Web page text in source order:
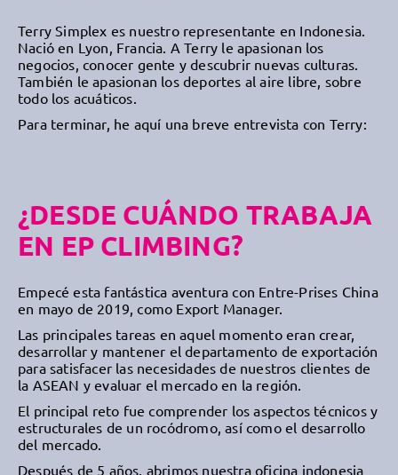
Terry Simplex es nuestro representante en Indonesia.
Nació en Lyon, Francia. A Terry le apasionan los
negocios, conocer gente y descubrir nuevas culturas.
También le apasionan los deportes al aire libre, sobre
todo los acuáticos.
Para terminar, he aquí una breve entrevista con Terry:
¿DESDE CUÁNDO TRABAJA
EN EP CLIMBING?
Empecé esta fantástica aventura con Entre-Prises China
en mayo de 2019, como Export Manager.
Las principales tareas en aquel momento eran crear,
desarrollar y mantener el departamento de exportación
para satisfacer las necesidades de nuestros clientes de
la ASEAN y evaluar el mercado en la región.
El principal reto fue comprender los aspectos técnicos y
estructurales de un rocódromo, así como el desarrollo
del mercado.
Después de 5 años, abrimos nuestra oficina indonesia